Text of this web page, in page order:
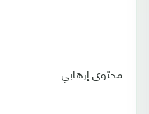
محتوى إرهابي